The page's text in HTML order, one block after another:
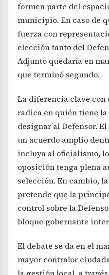
formen parte del
municipio. En caso de
fuerza con
elección tanto del
Adjunto quedaría en
que terminó segundo.
La diferencia clave con
radica en quién tiene
designar al Defensor.
un acuerdo amplio
incluya al oficialismo,
oposición tenga plena
selección. En cambio,
pretende que la
control sobre la
bloque gobernante
El debate se da en el
mayor contralor